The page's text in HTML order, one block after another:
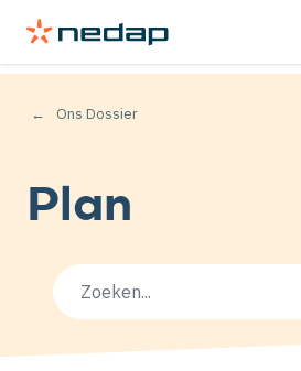
Ons Dossier
Plan